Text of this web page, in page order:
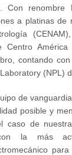
Con renombre
a platinas de
Centro
contando
(NPL)
de
posible y
caso de
la más